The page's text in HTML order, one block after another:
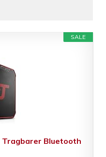
SALE
Tragbarer Bluetooth